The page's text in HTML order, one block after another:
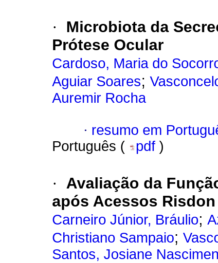
·
Microbiota da
Prótese Ocular
Cardoso, Maria do
Aguiar Soares;
Auremir Rocha
· resumo em
Português (
pdf )
·
Avaliação da
após Acessos Risdon
Carneiro Júnior, Bráulio;
Christiano Sampaio;
Santos, Josiane